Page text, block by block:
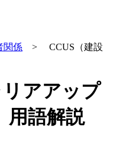
関係 > CCUS（建設
アアップ
語解説